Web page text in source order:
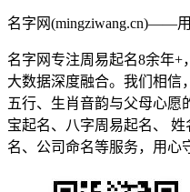
名字网(mingziwang.cn)——
名字网专注周易起名8余年+
大数据深度融合。我们相信
五行、生肖音韵与父母心愿
宝起名、八字周易起名、
名、公司命名等服务，用心